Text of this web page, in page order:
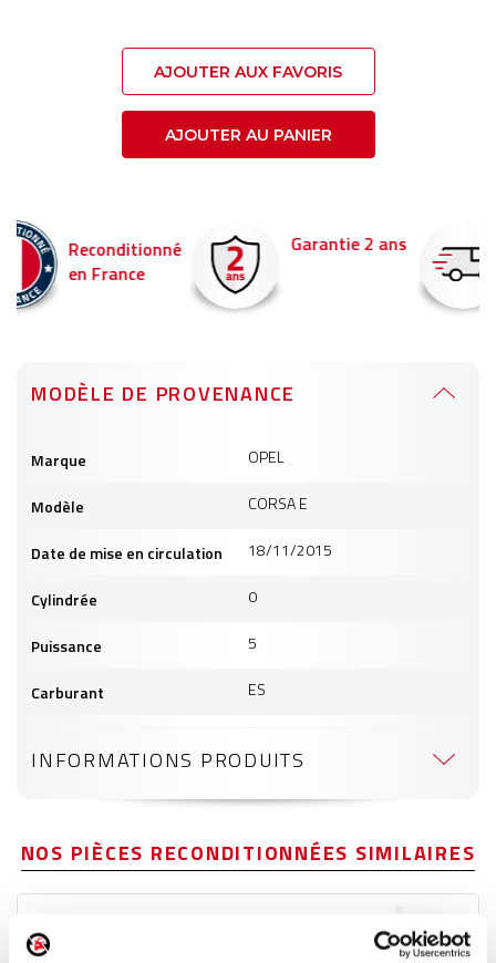
AJOUTER AUX FAVORIS
AJOUTER AU PANIER
Garantie 2 ans Livraison en 24h
Commandez avant 14h
pour être livré demain !
MODÈLE DE PROVENANCE
produits
Marque OPEL
Modèle CORSA E
Date de mise en circulation 18/11/2015
Cylindrée 0
Puissance 5
Carburant ES
INFORMATIONS PRODUITS
NOS PIÈCES RECONDITIONNÉES SIMILAIRES